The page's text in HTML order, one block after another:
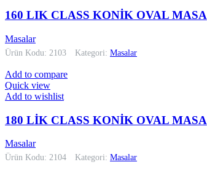
160 LIK CLASS KONİK OVAL MASA
Masalar
Ürün Kodu: 2103 Kategori: Masalar
Add to compare
Quick view
Add to wishlist
180 LİK CLASS KONİK OVAL MASA
Masalar
Ürün Kodu: 2104 Kategori: Masalar